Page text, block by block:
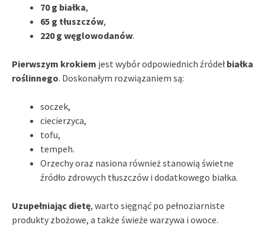
70 g białka,
65 g tłuszczów,
220 g węglowodanów.
Pierwszym krokiem jest wybór odpowiednich źródełbiałka
roślinnego. Doskonałym rozwiązaniem są:
soczek,
ciecierzyca,
tofu,
tempeh.
Orzechy oraz nasiona również stanowią świetne
źródło zdrowych tłuszczów i dodatkowego białka.
Uzupełniając dietę, warto sięgnąć po pełnoziarniste
produkty zbożowe, a także świeże warzywa i owoce.